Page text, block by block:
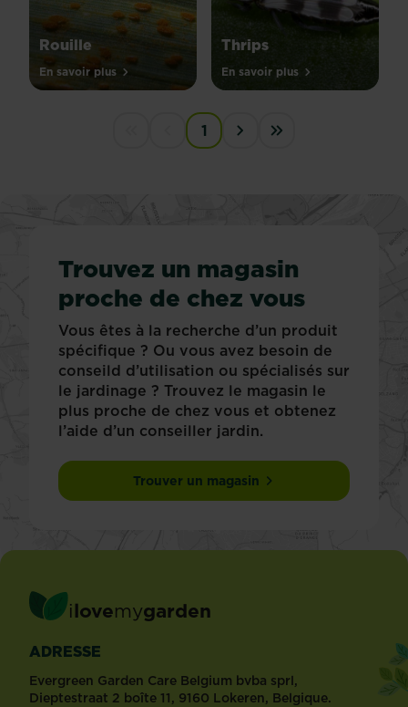
Rouille
En savoir plus
Thrips
En savoir plus
First disabled
Previous disabled
1
Trouvez un magasin
proche de chez vous
Vous êtes à la recherche d’un produit
spécifique ? Ou vous avez besoin de
conseild d’utilisation ou spécialisés sur
le jardinage ? Trouvez le magasin le
plus proche de chez vous et obtenez
l’aide d’un conseiller jardin.
Trouver un magasin
ilovemygarden
ADRESSE
Evergreen Garden Care Belgium bvba sprl,
Dieptestraat 2 boîte 11, 9160 Lokeren, Belgique.